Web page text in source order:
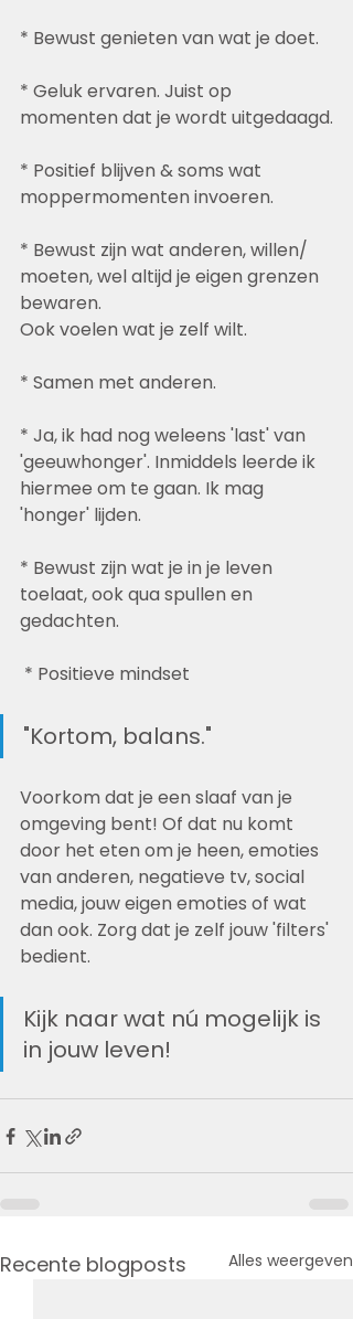
* Bewust genieten van wat je doet.
* Geluk ervaren. Juist op
momenten dat je wordt uitgedaagd.
* Positief blijven & soms wat
moppermomenten invoeren.
* Bewust zijn wat anderen, willen/
moeten, wel altijd je eigen grenzen
bewaren.
Ook voelen wat je zelf wilt.
* Samen met anderen.
* Ja, ik had nog weleens 'last' van
'geeuwhonger'. Inmiddels leerde ik
hiermee om te gaan. Ik mag
'honger' lijden.
* Bewust zijn wat je in je leven
toelaat, ook qua spullen en
gedachten.
* Positieve mindset
"Kortom, balans."
Voorkom dat je een slaaf van je
omgeving bent! Of dat nu komt
door het eten om je heen, emoties
van anderen, negatieve tv, social
media, jouw eigen emoties of wat
dan ook. Zorg dat je zelf jouw 'filters'
bedient.
Kijk naar wat nú mogelijk is
in jouw leven!
Recente blogposts Alles weergeven